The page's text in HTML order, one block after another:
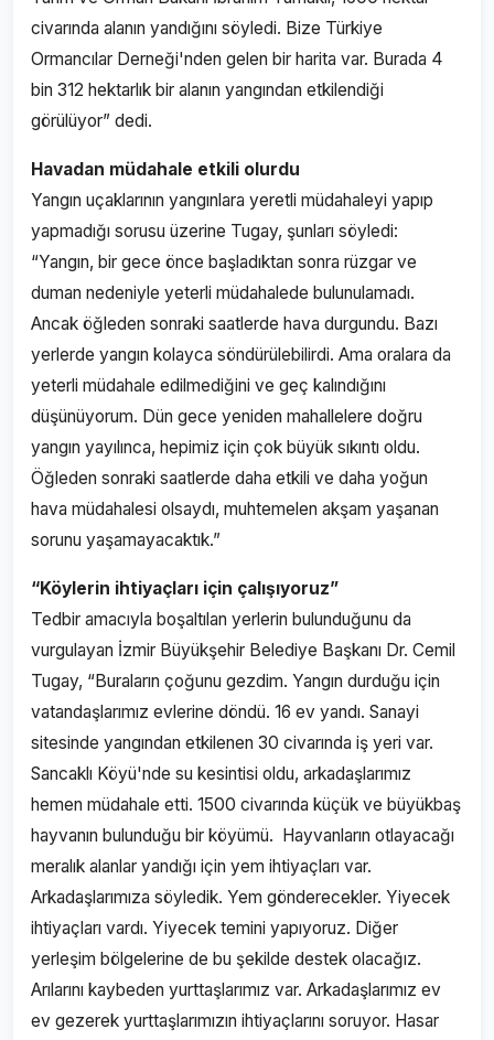
civarında alanın yandığını söyledi. Bize Türkiye
Ormancılar Derneği'nden gelen bir harita var. Burada 4
bin 312 hektarlık bir alanın yangından etkilendiği
görülüyor” dedi.
Havadan müdahale etkili olurdu
Yangın uçaklarının yangınlara yeretli müdahaleyi yapıp
yapmadığı sorusu üzerine Tugay, şunları söyledi:
“Yangın, bir gece önce başladıktan sonra rüzgar ve
duman nedeniyle yeterli müdahalede bulunulamadı.
Ancak öğleden sonraki saatlerde hava durgundu. Bazı
yerlerde yangın kolayca söndürülebilirdi. Ama oralara da
yeterli müdahale edilmediğini ve geç kalındığını
düşünüyorum. Dün gece yeniden mahallelere doğru
yangın yayılınca, hepimiz için çok büyük sıkıntı oldu.
Öğleden sonraki saatlerde daha etkili ve daha yoğun
hava müdahalesi olsaydı, muhtemelen akşam yaşanan
sorunu yaşamayacaktık.”
“Köylerin ihtiyaçları için çalışıyoruz”
Tedbir amacıyla boşaltılan yerlerin bulunduğunu da
vurgulayan İzmir Büyükşehir Belediye Başkanı Dr. Cemil
Tugay, “Buraların çoğunu gezdim. Yangın durduğu için
vatandaşlarımız evlerine döndü. 16 ev yandı. Sanayi
sitesinde yangından etkilenen 30 civarında iş yeri var.
Sancaklı Köyü'nde su kesintisi oldu, arkadaşlarımız
hemen müdahale etti. 1500 civarında küçük ve büyükbaş
hayvanın bulunduğu bir köyümü. Hayvanların otlayacağı
meralık alanlar yandığı için yem ihtiyaçları var.
Arkadaşlarımıza söyledik. Yem gönderecekler. Yiyecek
ihtiyaçları vardı. Yiyecek temini yapıyoruz. Diğer
yerleşim bölgelerine de bu şekilde destek olacağız.
Arılarını kaybeden yurttaşlarımız var. Arkadaşlarımız ev
ev gezerek yurttaşlarımızın ihtiyaçlarını soruyor. Hasar